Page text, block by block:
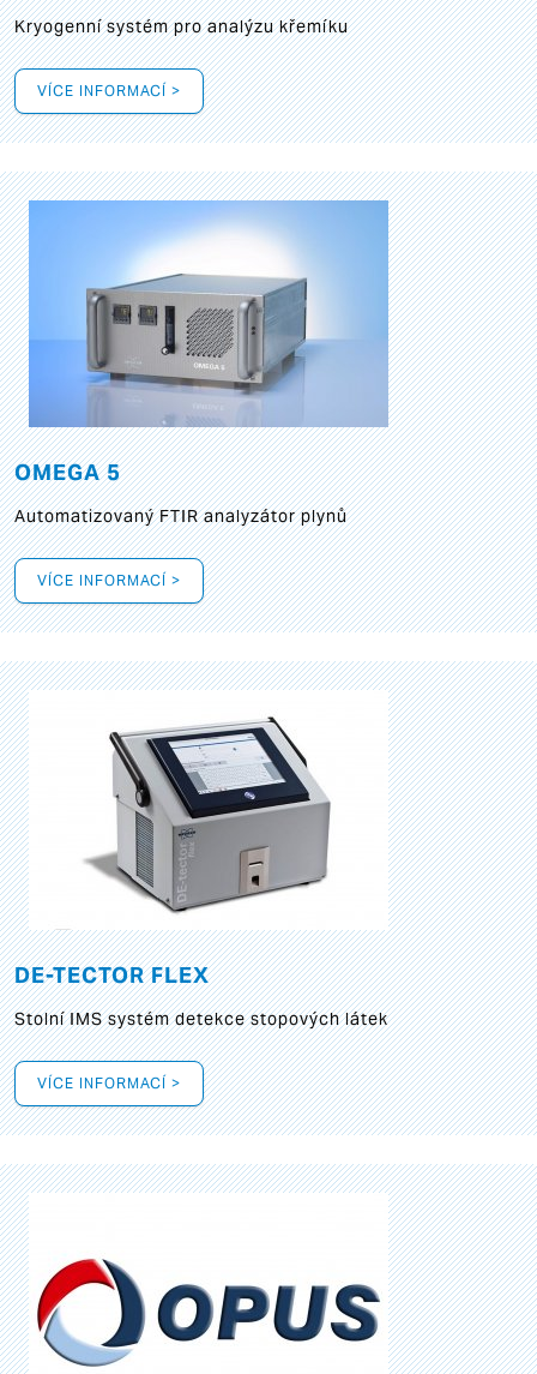
Kryogenní systém pro analýzu křemíku
VÍCE INFORMACÍ >
OMEGA 5
Automatizovaný FTIR analyzátor plynů
VÍCE INFORMACÍ >
DE-TECTOR FLEX
Stolní IMS systém detekce stopových látek
VÍCE INFORMACÍ >